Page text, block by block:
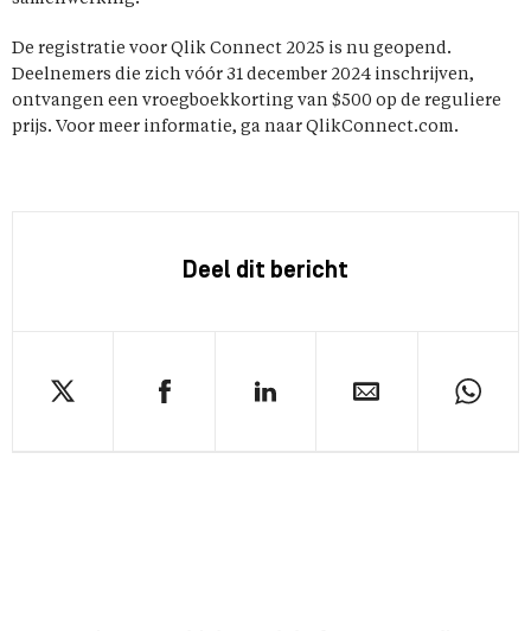
De registratie voor Qlik Connect 2025 is nu geopend.
Deelnemers die zich vóór 31 december 2024 inschrijven,
ontvangen een vroegboekkorting van $500 op de reguliere
prijs. Voor meer informatie, ga naar QlikConnect.com.
Deel dit bericht